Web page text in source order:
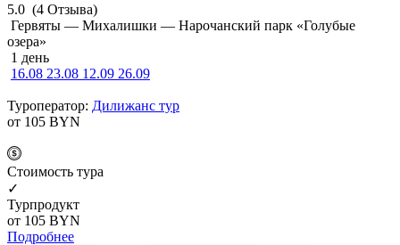
5.0 (4 Отзыва)
Гервяты — Михалишки — Нарочанский парк «Голубые
озера»
1 день
16.08 23.08 12.09 26.09
Туроператор: Дилижанс тур
от 105 BYN
Cтоимость тура
✓
Турпродукт
от 105 BYN
Подробнее